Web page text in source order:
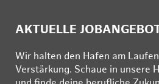
AKTUELLE
Wir hal­ten den Ha­fen am
Ver­stär­kung. Schau­e in un­se­re